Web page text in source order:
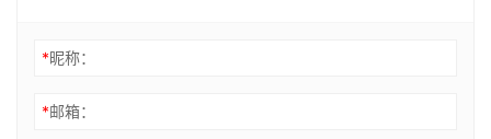
*昵称：
*邮箱：